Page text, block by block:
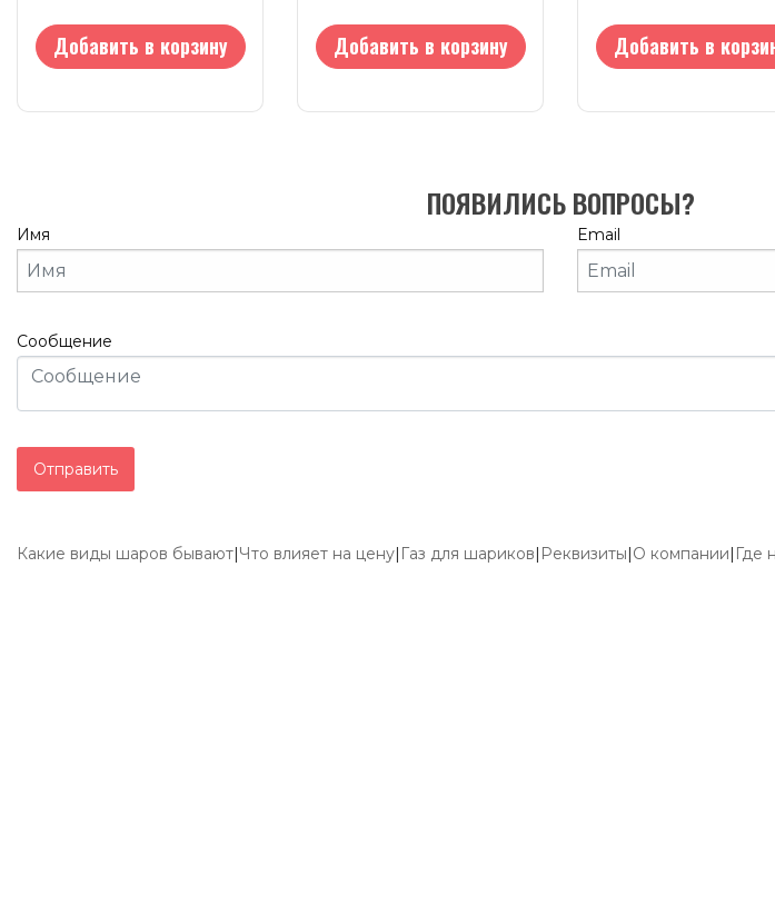
Добавить в корзину Добавить в корзину Добавить в
ПОЯВИЛИСЬ ВОПРОСЫ?
Имя Email
Сообщение
Какие виды шаров бывают|Что влияет на цену| Газ для шариков| Реквизиты|О компании| Где